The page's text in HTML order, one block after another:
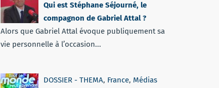
Qui est Stéphane Séjourné, le
compagnon de Gabriel Attal ?
Alors que Gabriel Attal évoque publiquement sa
vie personnelle à l’occasion...
DOSSIER - THEMA, France, Médias